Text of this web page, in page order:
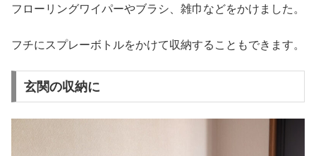
フローリングワイパーやブラシ、雑巾などをかけました。
フチにスプレーボトルをかけて収納することもできます。
玄関の収納に